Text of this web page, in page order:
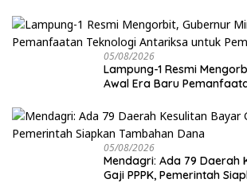
05/08/2026
Lampung-1 Resmi
Awal Era Baru
05/08/2026
Mendagri: Ada 79 Daerah
Gaji PPPK, Pemerintah